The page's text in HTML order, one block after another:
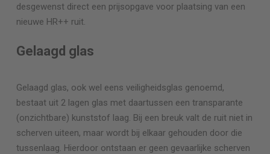
desgewenst direct een prijsopgave voor plaatsing van een
nieuwe HR++ ruit.
Gelaagd glas
Gelaagd glas, ook wel eens veiligheidsglas genoemd,
bestaat uit 2 lagen glas met daartussen een transparante
(onzichtbare) kunststof laag. Bij een breuk valt de ruit niet in
scherven uiteen, maar wordt bij elkaar gehouden door die
tussenlaag. Hierdoor ontstaan er geen gevaarlijke scherven